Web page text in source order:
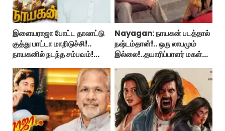
இளையராஜா போட்ட தாலாட்டு
குத்து பாட்டா மாறிடுச்சி!..
நாயகனில் நடந்த சம்பவம்!...
Nayagan: நாயகன் படத்தால்
நஷ்டம்தான்!.. ஒரு லாபமும்
இல்லை!..தயாரிப்பாளர் மகள்